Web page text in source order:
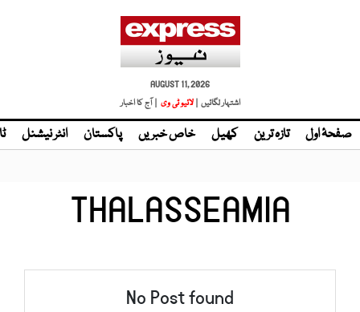
AUGUST 11, 2026
اشتہار لگائیں |
| آج کا اخبار
صفحۂ اول تازہ ترین کھیل خاص خبریں پاکستان انٹر نیشنل
THALASSEAMIA
No Post found